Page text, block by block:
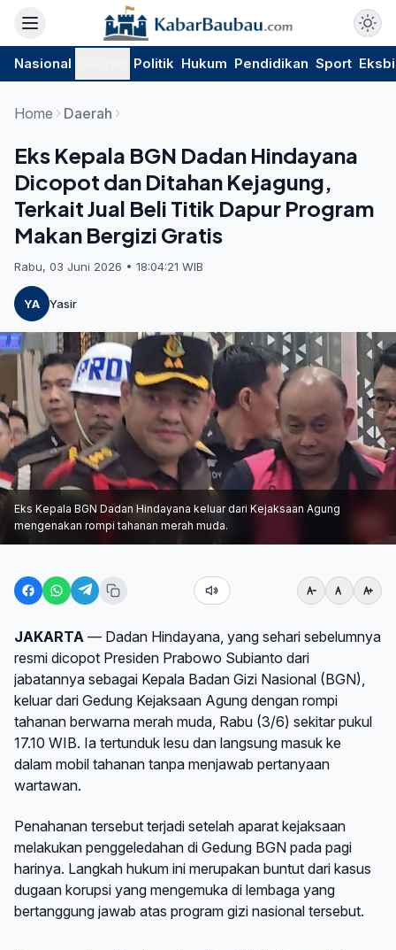
Nasional Politik Hukum Pendidikan Sport
Home Daerah
Eks Kepala BGN Dadan Hindayana
Dicopot dan Ditahan Kejagung,
Terkait Jual Beli Titik Dapur Program
Makan Bergizi Gratis
Rabu, 03 Juni 2026 • 18:04:21 WIB
YA Yasir
Eks Kepala BGN Dadan Hindayana keluar dari Kejaksaan Agung
mengenakan rompi tahanan merah muda.
JAKARTA — Dadan Hindayana, yang sehari sebelumnya
resmi dicopot Presiden Prabowo Subianto dari
jabatannya sebagai Kepala Badan Gizi Nasional (BGN),
keluar dari Gedung Kejaksaan Agung dengan rompi
tahanan berwarna merah muda, Rabu (3/6) sekitar pukul
17.10 WIB. Ia tertunduk lesu dan langsung masuk ke
dalam mobil tahanan tanpa menjawab pertanyaan
wartawan.
Penahanan tersebut terjadi setelah aparat kejaksaan
melakukan penggeledahan di Gedung BGN pada pagi
harinya. Langkah hukum ini merupakan buntut dari kasus
dugaan korupsi yang mengemuka di lembaga yang
bertanggung jawab atas program gizi nasional tersebut.